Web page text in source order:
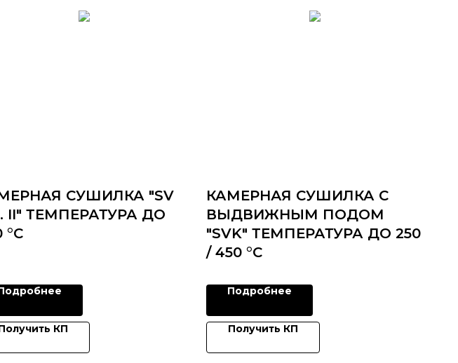
СУШИЛКА "SV
II" ТЕМПЕРАТУРА ДО
°C
КП
КАМЕРНАЯ СУШИЛКА С
ВЫДВИЖНЫМ ПОДОМ
"SVK" ТЕМПЕРАТУРА ДО 250
/ 450 °C
Подробнее
Получить КП